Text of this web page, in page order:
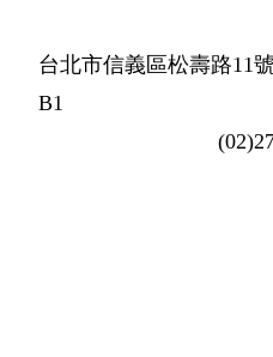
台北市信義區松壽路11
B1